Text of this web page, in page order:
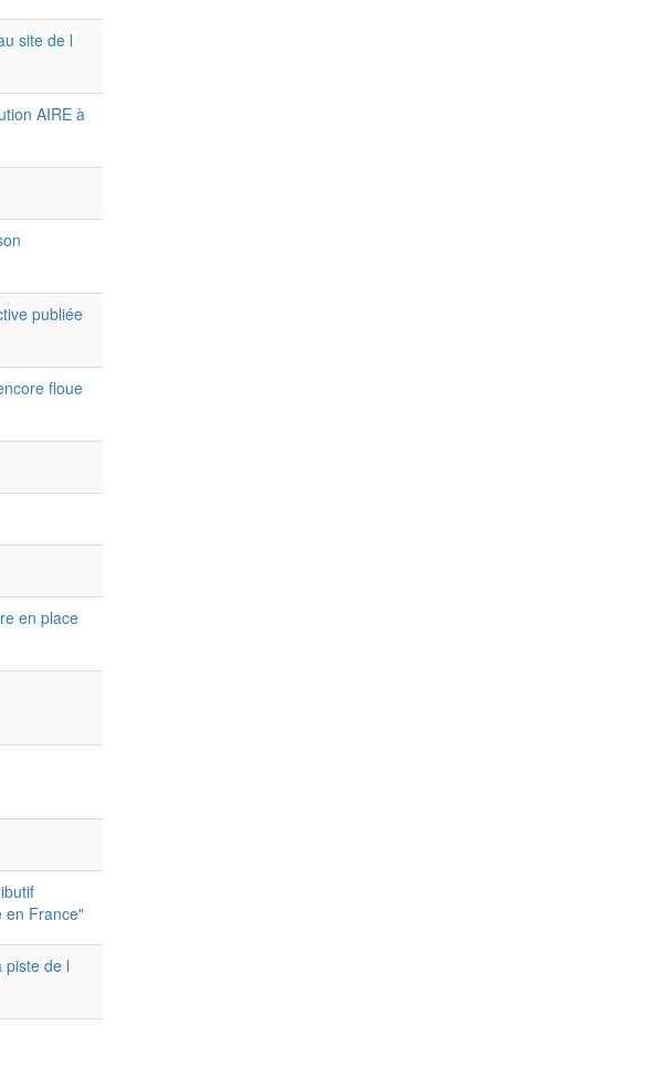
site de l
AIRE à
publiée
floue
en place
en France"
piste de l